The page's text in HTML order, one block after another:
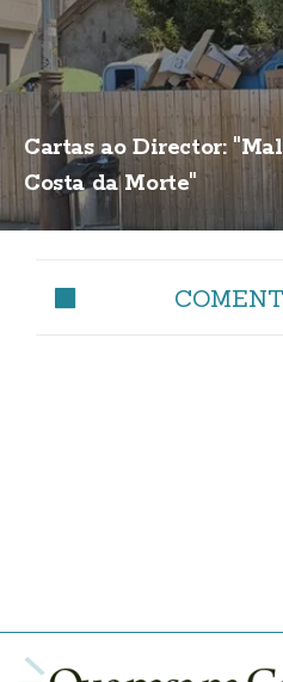
Cartas ao Director:
Costa da Morte"